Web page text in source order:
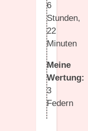
6
Stunden,
22
Minuten
Meine
Wertung:
3
Federn